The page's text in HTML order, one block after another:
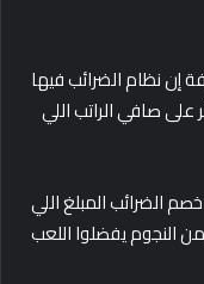
إن نظام الضرائب فيها
على صافي الراتب اللي
الضرائب المبلغ اللي
النجوم يفضلوا اللعب